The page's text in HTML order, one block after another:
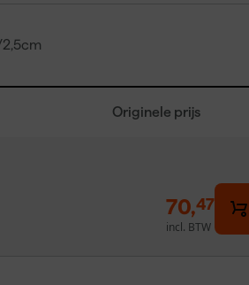
Originele prijs
70,47
incl. BTW